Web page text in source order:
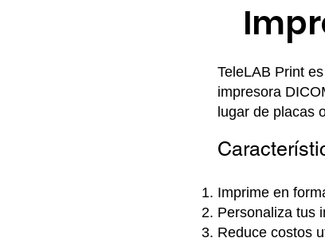
TeleLAB Print
impresora
lugar de placas
Imprime en
Personaliza tus
Reduce costos